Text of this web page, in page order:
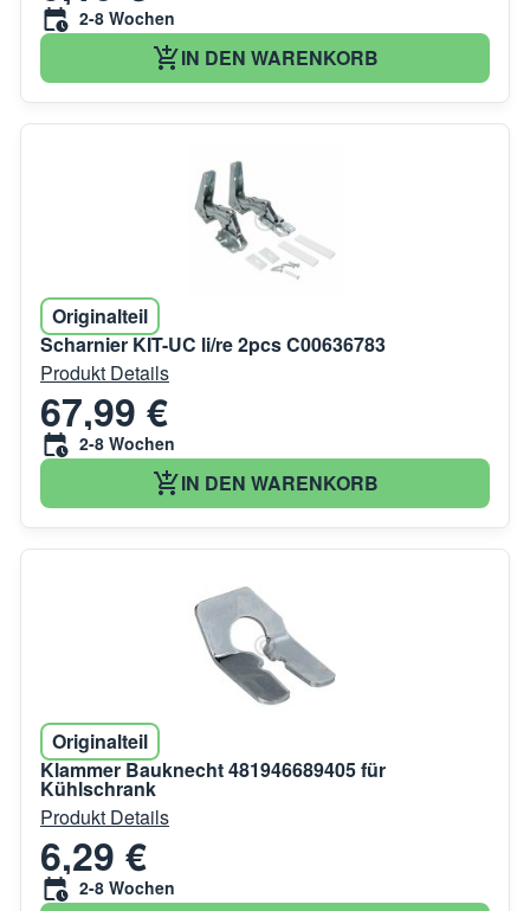
2-8 Wochen
IN DEN WARENKORB
Originalteil
Scharnier KIT-UC li/re 2pcs C00636783
Produkt Details
67,99 €
2-8 Wochen
IN DEN WARENKORB
Originalteil
Klammer Bauknecht 481946689405 für
Kühlschrank
Produkt Details
6,29 €
2-8 Wochen